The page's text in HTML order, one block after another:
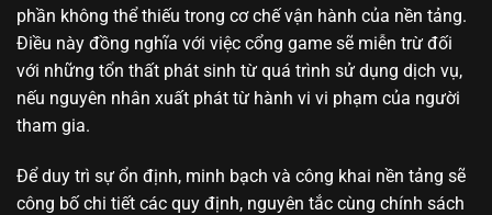
phần không thể thiếu trong cơ chế vận hành của nền tảng.
Điều này đồng nghĩa với việc cổng game sẽ miễn trừ đối
với những tổn thất phát sinh từ quá trình sử dụng dịch vụ,
nếu nguyên nhân xuất phát từ hành vi vi phạm của người
tham gia.
Để duy trì sự ổn định, minh bạch và công khai nền tảng sẽ
công bố chi tiết các quy định, nguyên tắc cùng chính sách